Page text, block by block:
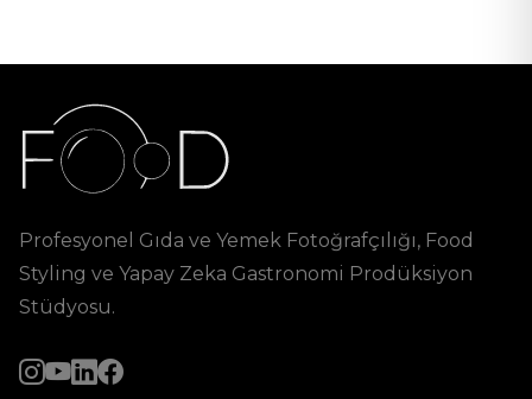
Profesyonel Gıda ve Yemek Fotoğrafçılığı, Food
Styling ve Yapay Zeka Gastronomi Prodüksiyon
Stüdyosu.